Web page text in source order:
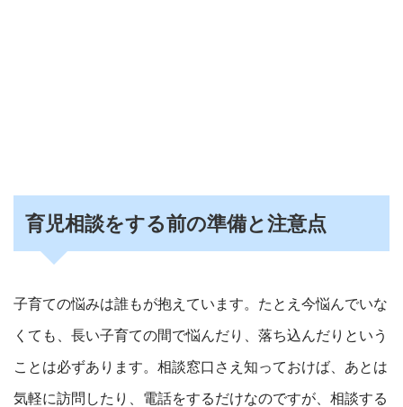
育児相談をする前の準備と注意点
子育ての悩みは誰もが抱えています。たとえ今悩んでいな
くても、長い子育ての間で悩んだり、落ち込んだりという
ことは必ずあります。相談窓口さえ知っておけば、あとは
気軽に訪問したり、電話をするだけなのですが、相談する